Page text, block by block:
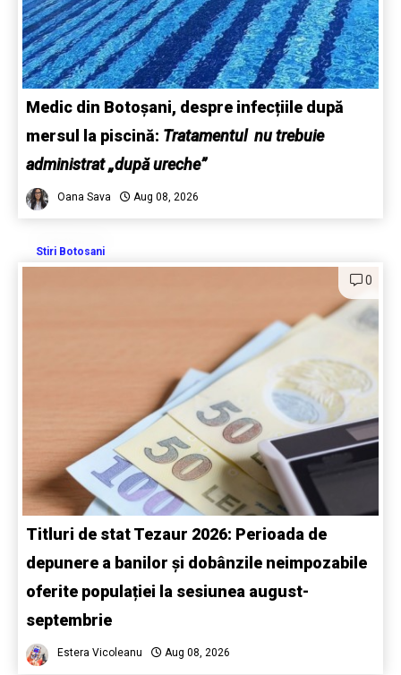
Medic din Botoșani, despre infecțiile după
mersul la piscină: Tratamentul nu trebuie
administrat „după ureche”
Oana Sava Aug 08, 2026
Stiri Botosani
0
Titluri de stat Tezaur 2026: Perioada de
depunere a banilor și dobânzile neimpozabile
oferite populației la sesiunea august-
septembrie
Estera Vicoleanu Aug 08, 2026